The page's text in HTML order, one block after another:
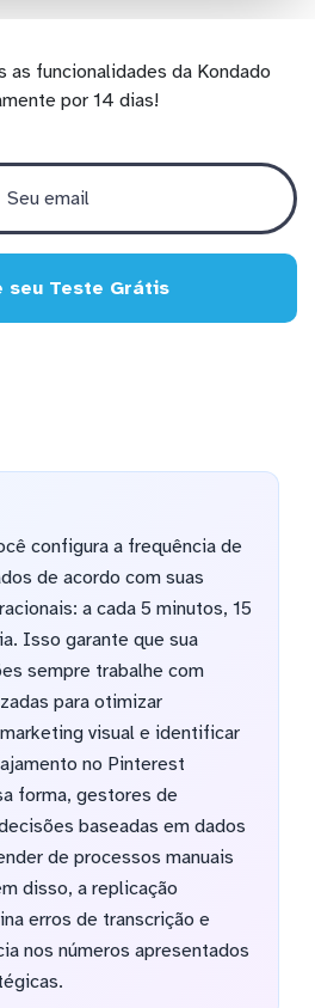
as funcionalidades da Kondado
por 14 dias!
seu Teste Grátis
configura a frequência de
de acordo com suas
a cada 5 minutos, 15
Isso garante que sua
sempre trabalhe com
para otimizar
visual e identificar
no Pinterest
forma, gestores de
baseadas em dados
de processos manuais
disso, a replicação
erros de transcrição e
nos números apresentados